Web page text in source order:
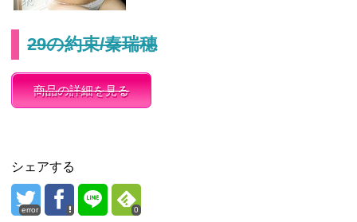
29の約束/秦瑞穗
商品の詳細を見る
シェアする
error 0